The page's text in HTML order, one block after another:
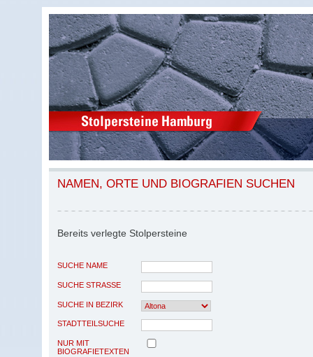
NAMEN, ORTE UND BIOGRAFIEN SUCHEN
Bereits verlegte Stolpersteine
SUCHE NAME
SUCHE STRASSE
SUCHE IN BEZIRK
STADTTEILSUCHE
NUR MIT
BIOGRAFIETEXTEN